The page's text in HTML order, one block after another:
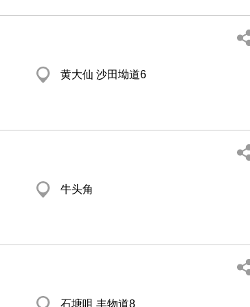
黄大仙 沙田坳道6
牛头角
石塘咀 丰物道8